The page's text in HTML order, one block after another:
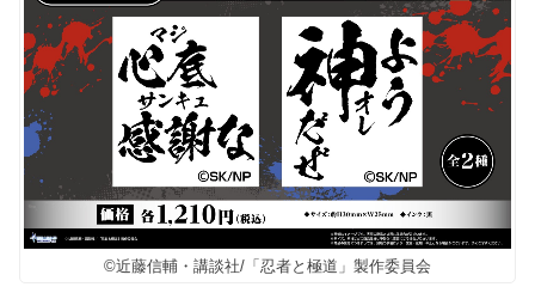
©近藤信輔・講談社/「忍者と極道」製作委員会